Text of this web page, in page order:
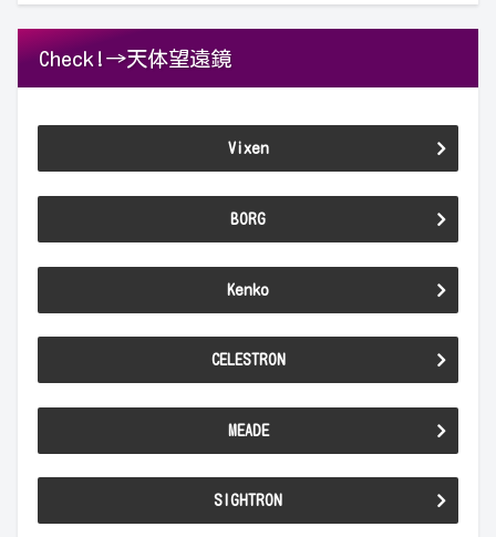
Check!→天体望遠鏡
Vixen
BORG
Kenko
CELESTRON
MEADE
SIGHTRON